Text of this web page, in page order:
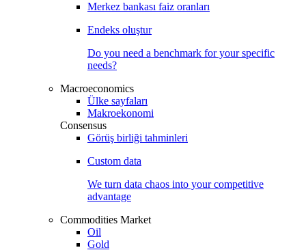
Merkez bankası faiz oranları
Endeks oluştur
Do you need a benchmark for your specific
needs?
Macroeconomics
Ülke sayfaları
Makroekonomi
Consensus
Görüş birliği tahminleri
Custom data
We turn data chaos into your competitive
advantage
Commodities Market
Oil
Gold